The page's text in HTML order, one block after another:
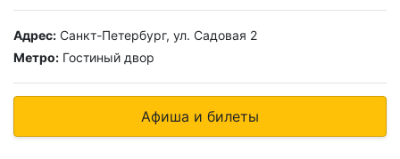
Адрес: Санкт-Петербург, ул. Садовая 2
Метро: Гостиный двор
Афиша и билеты